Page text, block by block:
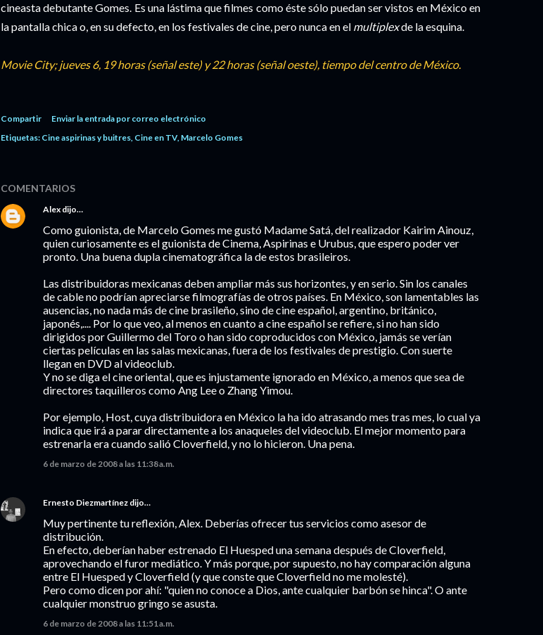
cineasta debutante Gomes. Es una lástima que filmes como éste sólo puedan ser vistos en México en
la pantalla chica o, en su defecto, en los festivales de cine, pero nunca en el multiplexde la esquina.
Movie City; jueves 6, 19 horas (señal este) y 22 horas (señal oeste), tiempo del centro de México.
Compartir
Enviar la entrada por correo electrónico
Etiquetas: Cine aspirinas y buitres Cine en TV Marcelo Gomes
COMENTARIOS
Alex dijo…
Como guionista, de Marcelo Gomes me gustó Madame Satá, del realizador Kairim Ainouz,
quien curiosamente es el guionista de Cinema, Aspirinas e Urubus, que espero poder ver
pronto. Una buena dupla cinematográfica la de estos brasileiros.
Las distribuidoras mexicanas deben ampliar más sus horizontes, y en serio. Sin los canales
de cable no podrían apreciarse filmografías de otros países. En México, son lamentables las
ausencias, no nada más de cine brasileño, sino de cine español, argentino, británico,
japonés,.... Por lo que veo, al menos en cuanto a cine español se refiere, si no han sido
dirigidos por Guillermo del Toro o han sido coproducidos con México, jamás se verían
ciertas películas en las salas mexicanas, fuera de los festivales de prestigio. Con suerte
llegan en DVD al videoclub.
Y no se diga el cine oriental, que es injustamente ignorado en México, a menos que sea de
directores taquilleros como Ang Lee o Zhang Yimou.
Por ejemplo, Host, cuya distribuidora en México la ha ido atrasando mes tras mes, lo cual ya
indica que irá a parar directamente a los anaqueles del videoclub. El mejor momento para
estrenarla era cuando salió Cloverfield, y no lo hicieron. Una pena.
6 de marzo de 2008 a las 11:38 a.m.
Ernesto Diezmartínez dijo…
Muy pertinente tu reflexión, Alex. Deberías ofrecer tus servicios como asesor de
distribución.
En efecto, deberían haber estrenado El Huesped una semana después de Cloverfield,
aprovechando el furor mediático. Y más porque, por supuesto, no hay comparación alguna
entre El Huesped y Cloverfield (y que conste que Cloverfield no me molesté).
Pero como dicen por ahí: "quien no conoce a Dios, ante cualquier barbón se hinca". O ante
cualquier monstruo gringo se asusta.
6 de marzo de 2008 a las 11:51 a.m.